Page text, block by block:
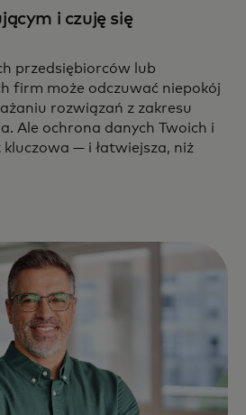
i czuję się
przedsiębiorców lub
firm może odczuwać niepokój
rozwiązań z zakresu
Ale ochrona danych Twoich i
— i łatwiejsza, niż